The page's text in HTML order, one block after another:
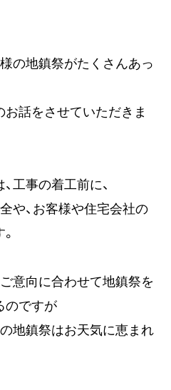
の地鎮祭がたくさんあっ
話をさせていただきま
工事の着工前に、
や、お客様や住宅会社の
意向に合わせて地鎮祭を
のですが
地鎮祭はお天気に恵まれ